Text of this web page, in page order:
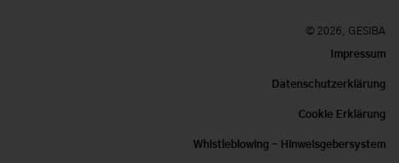
© 2026, GESIBA
Impressum
Datenschutzerklärung
Cookie Erklärung
Whistleblowing - Hinweisgebersystem